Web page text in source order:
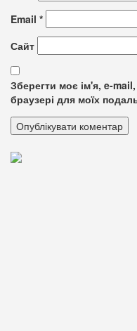
Email *
Сайт
Зберегти моє ім'я, e-
браузері для моїх